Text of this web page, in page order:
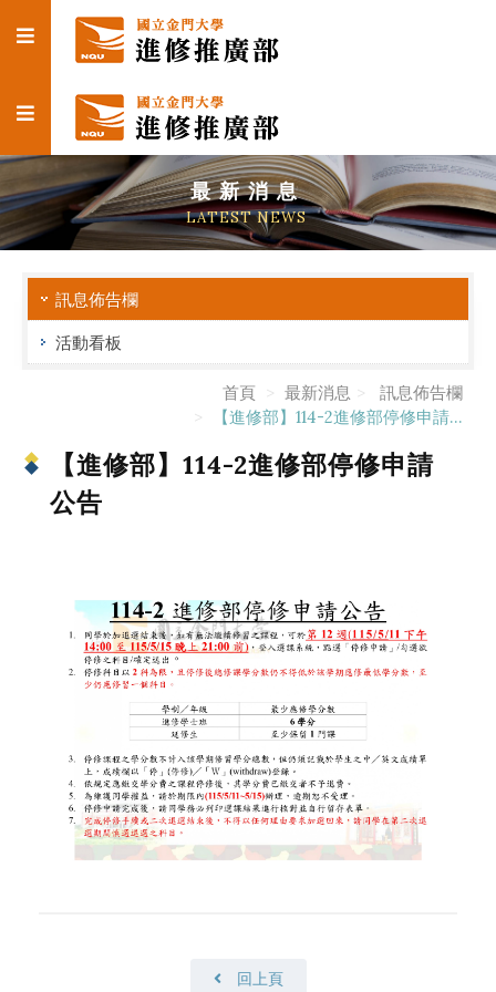
最新消息
LATEST NEWS
訊息佈告欄
活動看板
首頁 最新消息
訊息佈告欄
【進修部】114-2進修部停修申請...
【進修部】114-2進修部停修申請
公告
回上頁